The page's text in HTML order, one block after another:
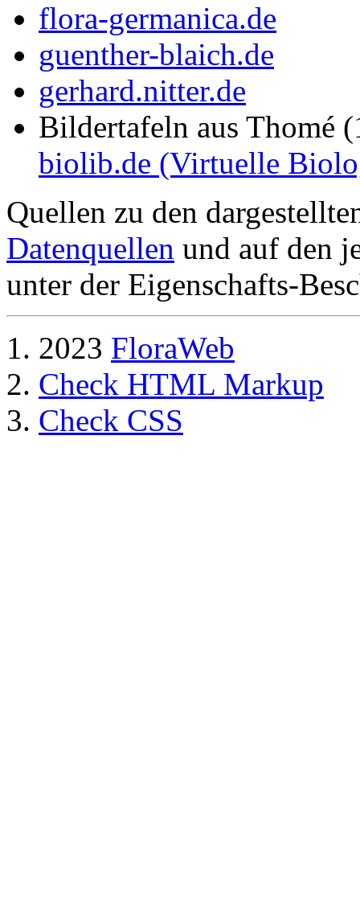
flora-germanica.de
guenther-blaich.de
gerhard.nitter.de
Bildertafeln aus Thomé
biolib.de (Virtuelle
Quellen zu den
Datenquellen und auf den
unter der Eigenschafts-
2023 FloraWeb
Check HTML Markup
Check CSS